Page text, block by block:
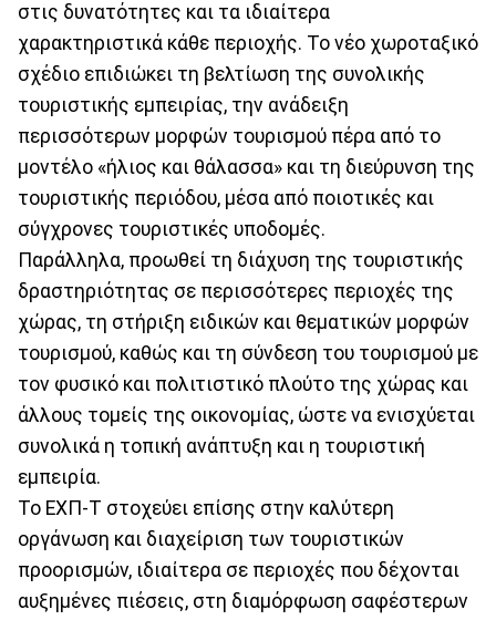
στις δυνατότητες και τα ιδιαίτερα
χαρακτηριστικά κάθε περιοχής. Το νέο χωροταξικό
σχέδιο επιδιώκει τη βελτίωση της συνολικής
τουριστικής εμπειρίας, την ανάδειξη
περισσότερων μορφών τουρισμού πέρα από το
μοντέλο «ήλιος και θάλασσα» και τη διεύρυνση της
τουριστικής περιόδου, μέσα από ποιοτικές και
σύγχρονες τουριστικές υποδομές.
Παράλληλα, προωθεί τη διάχυση της τουριστικής
δραστηριότητας σε περισσότερες περιοχές της
χώρας, τη στήριξη ειδικών και θεματικών μορφών
τουρισμού, καθώς και τη σύνδεση του τουρισμού με
τον φυσικό και πολιτιστικό πλούτο της χώρας και
άλλους τομείς της οικονομίας, ώστε να ενισχύεται
συνολικά η τοπική ανάπτυξη και η τουριστική
εμπειρία.
Το ΕΧΠ-Τ στοχεύει επίσης στην καλύτερη
οργάνωση και διαχείριση των τουριστικών
προορισμών, ιδιαίτερα σε περιοχές που δέχονται
αυξημένες πιέσεις, στη διαμόρφωση σαφέστερων